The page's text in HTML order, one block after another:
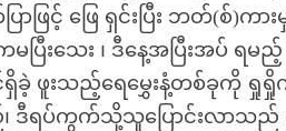
ာဖြင့် ဖြေ ရှင်းပြီး ဘတ်(စ်
ေး ၊ ဒီနေ့အပြီးအပ် ရမည့် ဆ
ဖူးသည့်ရေမွှေးနံ့တစ်ခုကို ရှုရှို
၊ ဒီရပ်ကွက်သို့သူပြောင်းလာသည်